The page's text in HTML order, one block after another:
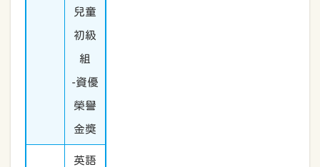
兒童
初級
組
-資優
榮譽
金獎
英語